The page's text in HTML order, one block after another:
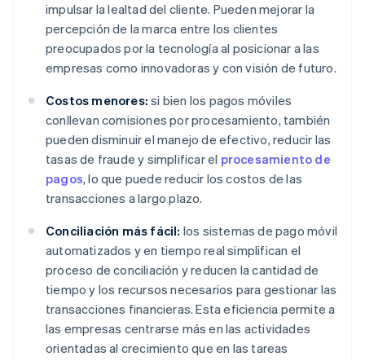
impulsar la lealtad del cliente. Pueden mejorar la
percepción de la marca entre los clientes
preocupados por la tecnología al posicionar a las
empresas como innovadoras y con visión de futuro.
Costos menores: si bien los pagos móviles
conllevan comisiones por procesamiento, también
pueden disminuir el manejo de efectivo, reducir las
tasas de fraude y simplificar el procesamiento de
pagos, lo que puede reducir los costos de las
transacciones a largo plazo.
Conciliación más fácil: los sistemas de pago móvil
automatizados y en tiempo real simplifican el
proceso de conciliación y reducen la cantidad de
tiempo y los recursos necesarios para gestionar las
transacciones financieras. Esta eficiencia permite a
las empresas centrarse más en las actividades
orientadas al crecimiento que en las tareas